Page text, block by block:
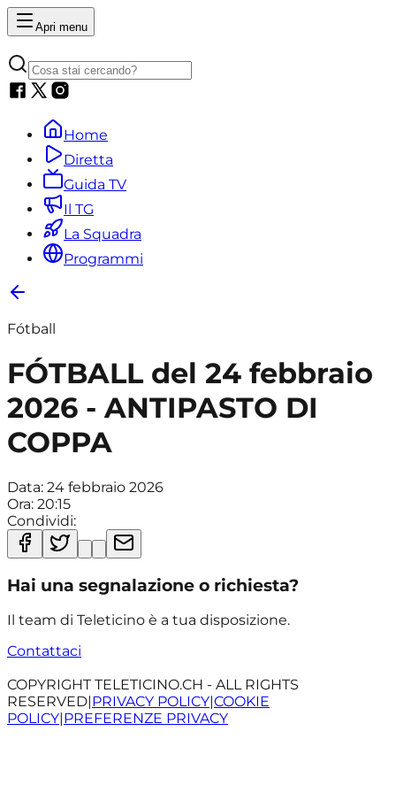
Apri menu
Home
Diretta
Guida TV
Il TG
La Squadra
Programmi
Fótball
FÓTBALL del 24 febbraio
2026 - ANTIPASTO DI
COPPA
Data: 24 febbraio 2026
Ora: 20:15
Condividi:
Hai una segnalazione o richiesta?
Il team di Teleticino è a tua disposizione.
Contattaci
COPYRIGHT TELETICINO.CH - ALL RIGHTS
RESERVED|PRIVACY POLICY|COOKIE
POLICY|PREFERENZE PRIVACY